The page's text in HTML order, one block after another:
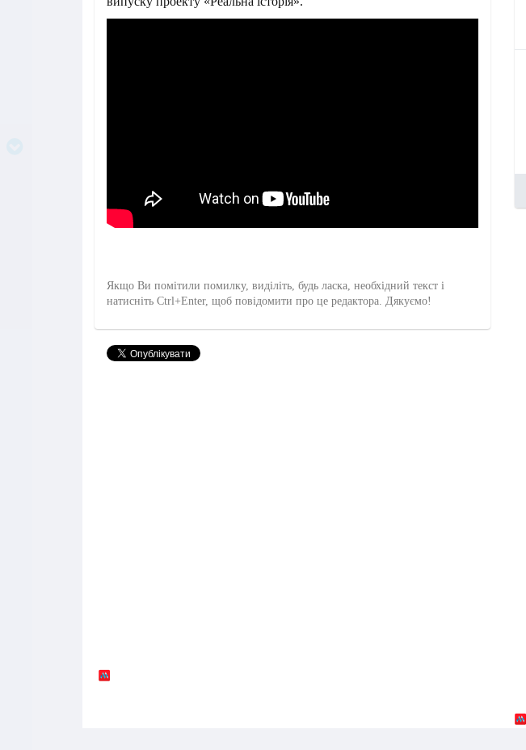
Якщо Ви помітили помилку, виділіть, будь ласка, необхідний текст і
натисніть Ctrl+Enter, щоб повідомити про це редактора. Дякуємо!